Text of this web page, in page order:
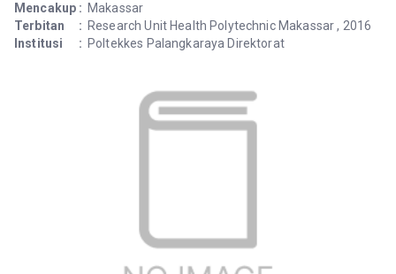
Mencakup : Makassar
Terbitan
: Research Unit Health Polytechnic Makassar , 2016
Institusi
: Poltekkes Palangkaraya Direktorat